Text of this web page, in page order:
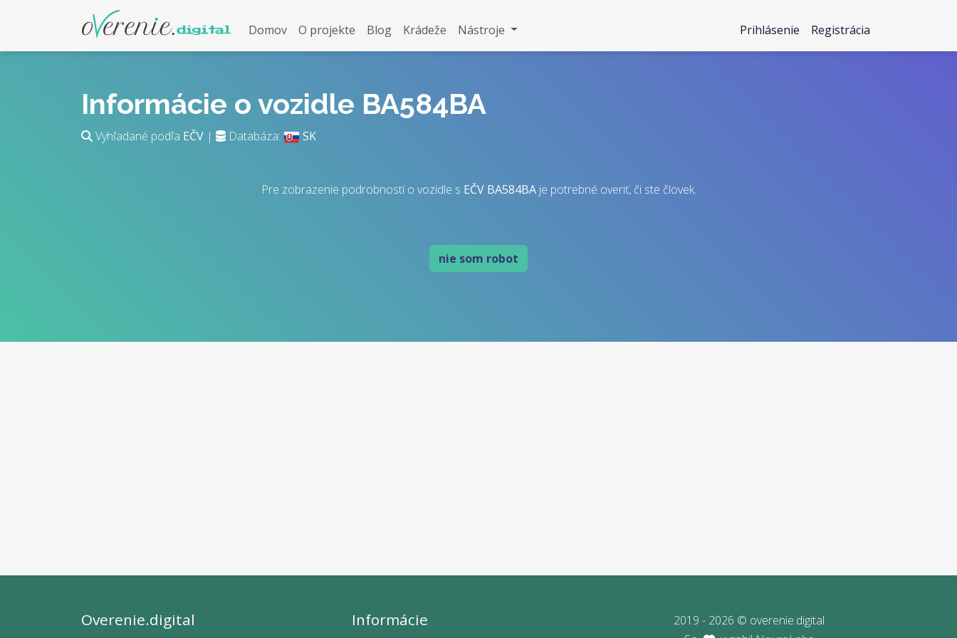
Domov O projekte Blog Krádeže Nástroje Prihlásenie Registrácia
Informácie o vozidle BA584BA
Vyhľadané podľa EČV | Databáza: SK
Pre zobrazenie podrobností o vozidle s EČV BA584BAje potrebné overiť, či ste človek.
nie som robot
Overenie.digital Informácie
2019 - 2026 © overenie.digital